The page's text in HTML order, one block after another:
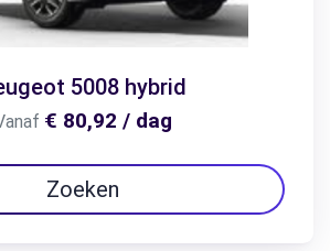
5008 hybrid
€ 80,92 / dag
Zoeken